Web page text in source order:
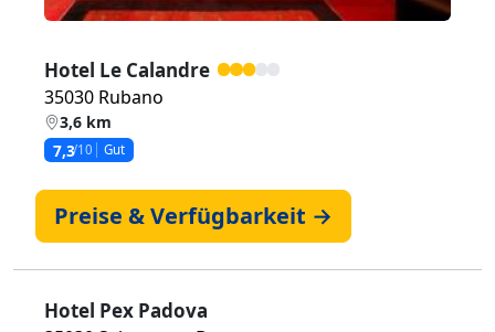
Hotel Le Calandre
35030 Rubano
3,6 km
7,3/10 Gut
Preise & Verfügbarkeit →
Hotel Pex Padova